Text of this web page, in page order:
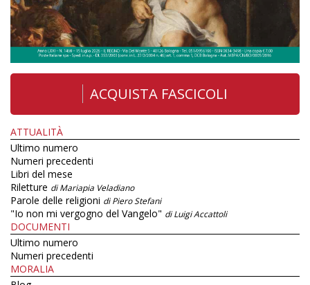
ACQUISTA FASCICOLI
ATTUALITÀ
Ultimo numero
Numeri precedenti
Libri del mese
Riletture di Mariapia Veladiano
Parole delle religioni di Piero Stefani
"Io non mi vergogno del Vangelo" di Luigi Accattoli
DOCUMENTI
Ultimo numero
Numeri precedenti
MORALIA